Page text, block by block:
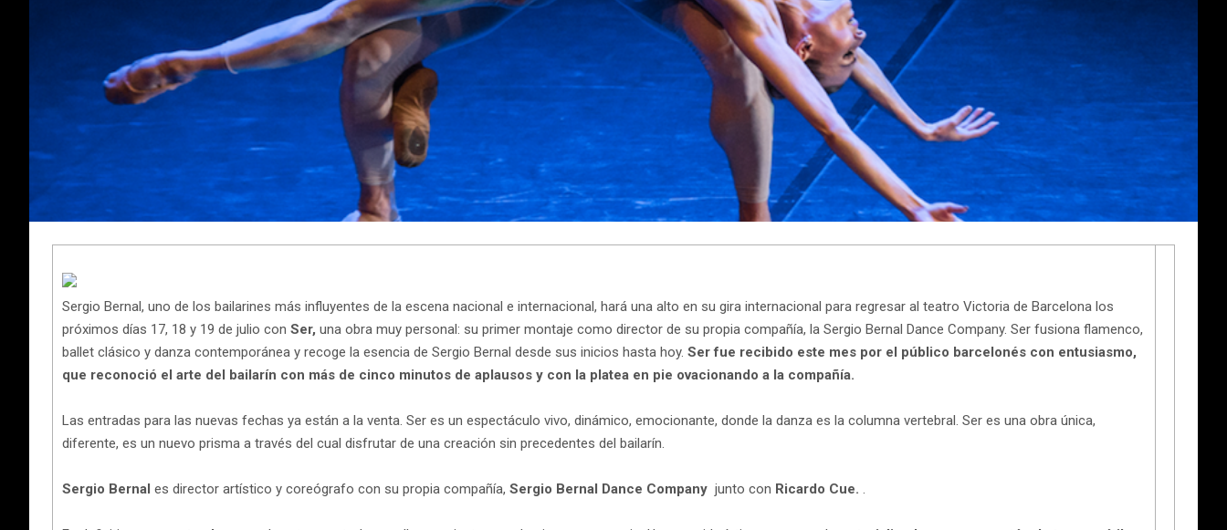
Sergio Bernal, uno de los bailarines más influyentes de la escena nacional e internacional, hará una alto en su gira internacional para regresar al teatro Victoria de Barcelona los
próximos días 17, 18 y 19 de julio con Ser, una obra muy personal: su primer montaje como director de su propia compañía, la Sergio Bernal Dance Company. Ser fusiona flamenco,
ballet clásico y danza contemporánea y recoge la esencia de Sergio Bernal desde sus inicios hasta hoy. Ser fue recibido este mes por el público barcelonés con entusiasmo,
que reconoció el arte del bailarín con más de cinco minutos de aplausos y con la platea en pie ovacionando a la compañía.
Las entradas para las nuevas fechas ya están a la venta. Ser es un espectáculo vivo, dinámico, emocionante, donde la danza es la columna vertebral. Ser es una obra única,
diferente, es un nuevo prisma a través del cual disfrutar de una creación sin precedentes del bailarín.
Sergio Bernal es director artístico y coreógrafo con su propia compañía, Sergio Bernal Dance Company junto con Ricardo Cue. .